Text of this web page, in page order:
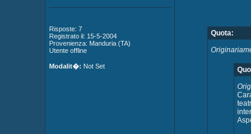
Risposte: 7
Registrato il: 15-5-2004
Provenienza: Manduria (TA)
Utente offline
Modalit�: Not Set
Quota: